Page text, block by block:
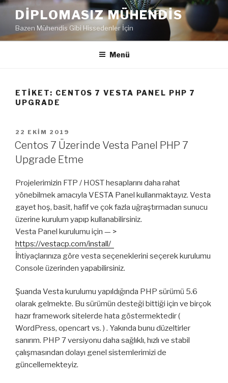
İçeriğe
DIPLOMASIZ MÜHENDIS
Bazen Mühendis Gibi Hissedenler İçin
Menü
ETIKET: CENTOS 7 VESTA PANEL PHP 7
UPGRADE
YAYIM
TARIHI
22 EKIM 2019
Centos 7 Üzerinde Vesta Panel PHP 7
Upgrade Etme
Projelerimizin FTP / HOST hesaplarını daha rahat
yönebilmek amacıyla VESTA Panel kullanmaktayız. Vesta
gayet hoş, basit, hafif ve çok fazla uğraştırmadan sunucu
üzerine kurulum yapıp kullanabilirsiniz.
Vesta Panel kurulumu için — >
https://vestacp.com/install/
İhtiyaçlarınıza göre vesta seçeneklerini seçerek kurulumu
Console üzerinden yapabilirsiniz.
Şuanda Vesta kurulumu yapıldığında PHP sürümü 5.6
olarak gelmekte. Bu sürümün desteği bittiği için ve birçok
hazır framework sitelerde hata göstermektedir (
WordPress, opencart vs. ) . Yakında bunu düzeltirler
sanırım. PHP 7 versiyonu daha sağlıklı, hızlı ve stabil
çalışmasından dolayı genel sistemlerimizi de
güncellemekteyiz.